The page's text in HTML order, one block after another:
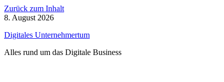
Zurück zum Inhalt
8. August 2026
Digitales Unternehmertum
Alles rund um das Digitale Business